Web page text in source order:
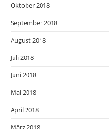
Oktober 2018
September 2018
August 2018
Juli 2018
Juni 2018
Mai 2018
April 2018
März 2018